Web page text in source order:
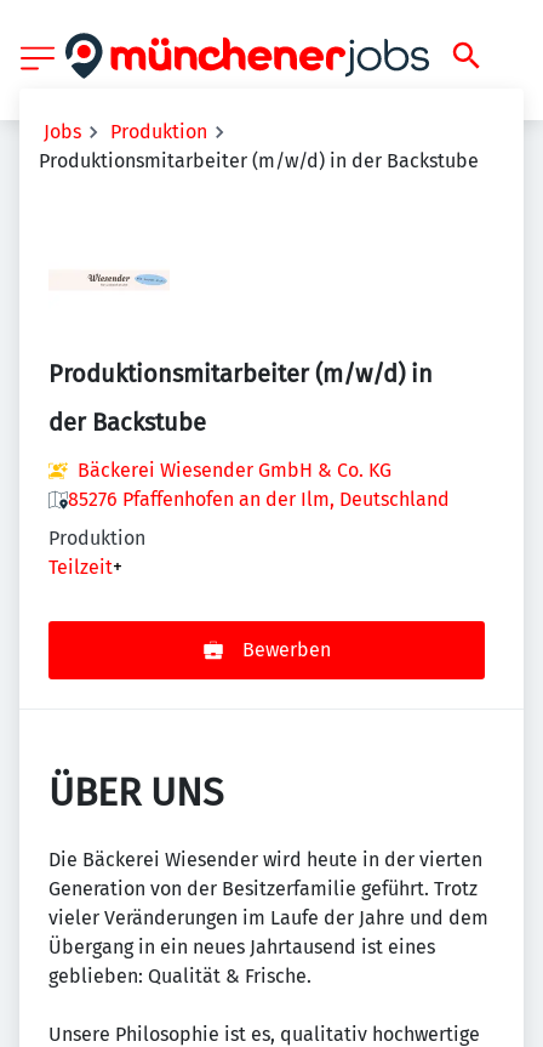
Jobs
Produktion
Produktionsmitarbeiter (m/w/d) in der Backstube
Produktionsmitarbeiter (m/w/d) in
der Backstube
Bäckerei Wiesender GmbH & Co. KG
85276 Pfaffenhofen an der Ilm, Deutschland
Produktion
Teilzeit+
Bewerben
ÜBER UNS
Die Bäckerei Wiesender wird heute in der vierten
Generation von der Besitzerfamilie geführt. Trotz
vieler Veränderungen im Laufe der Jahre und dem
Übergang in ein neues Jahrtausend ist eines
geblieben: Qualität & Frische.
Unsere Philosophie ist es, qualitativ hochwertige